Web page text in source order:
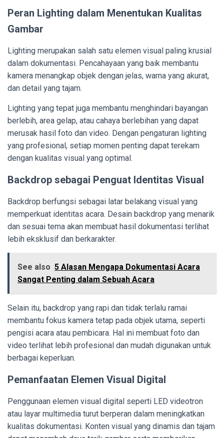
Peran Lighting dalam Menentukan Kualitas
Gambar
Lighting merupakan salah satu elemen visual paling krusial
dalam dokumentasi. Pencahayaan yang baik membantu
kamera menangkap objek dengan jelas, warna yang akurat,
dan detail yang tajam.
Lighting yang tepat juga membantu menghindari bayangan
berlebih, area gelap, atau cahaya berlebihan yang dapat
merusak hasil foto dan video. Dengan pengaturan lighting
yang profesional, setiap momen penting dapat terekam
dengan kualitas visual yang optimal.
Backdrop sebagai Penguat Identitas Visual
Backdrop berfungsi sebagai latar belakang visual yang
memperkuat identitas acara. Desain backdrop yang menarik
dan sesuai tema akan membuat hasil dokumentasi terlihat
lebih eksklusif dan berkarakter.
See also 5 Alasan Mengapa Dokumentasi Acara
Sangat Penting dalam Sebuah Acara
Selain itu, backdrop yang rapi dan tidak terlalu ramai
membantu fokus kamera tetap pada objek utama, seperti
pengisi acara atau pembicara. Hal ini membuat foto dan
video terlihat lebih profesional dan mudah digunakan untuk
berbagai keperluan.
Pemanfaatan Elemen Visual Digital
Penggunaan elemen visual digital seperti LED videotron
atau layar multimedia turut berperan dalam meningkatkan
kualitas dokumentasi. Konten visual yang dinamis dan tajam